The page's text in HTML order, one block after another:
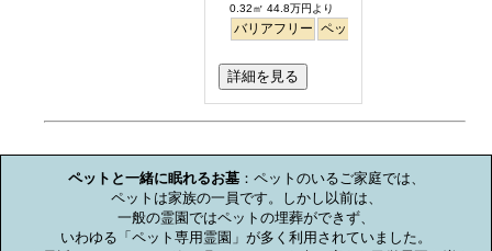
0.32㎡ 44.8万円より
バリアフリー ペット
詳細を見る
ペットと一緒に眠れるお墓：ペットのいるご家庭では、
ペットは家族の一員です。しかし以前は、
一般の霊園ではペットの埋葬ができず、
いわゆる「ペット専用霊園」が多く利用されていました。